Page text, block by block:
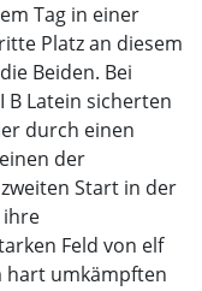
Tag in einer
Platz an diesem
Beiden. Bei
Latein sicherten
durch einen
der
Start in der
ihre
Feld von elf
hart umkämpften